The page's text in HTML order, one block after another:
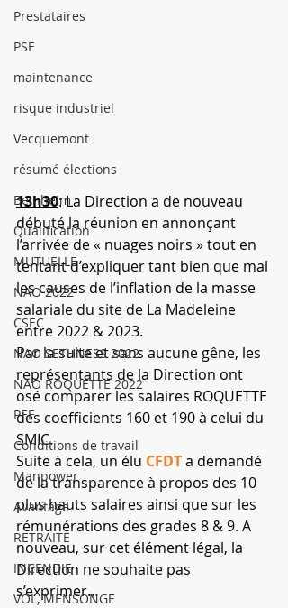
Prestataires
PSE
maintenance
risque industriel
Vecquemont
résumé élections
Beinheim
Qualification
MUTUELLE
NAO 2022
CSEC
NAO SETHNESS 2022
NAO ROQUETTE 2022
PEE
Conditions de travail
Manpower
Avantage
RETRAITE
INCENDIE
VOL, MENSONGE
13h30: La Direction a de nouveau
débuté la réunion en annonçant
l’arrivée de « nuages noirs » tout en
tentant d’expliquer tant bien que mal
les causes de l’inflation de la masse
salariale du site de La Madeleine
entre 2022 & 2023.
Par la suite et sans aucune gêne, les
représentants de la Direction ont
osé comparer les salaires ROQUETTE
des coefficients 160 et 190 à celui du
SMIC.
Suite à cela, un élu CFDT a demandé
de la transparence à propos des 10
plus hauts salaires ainsi que sur les
rémunérations des grades 8 & 9. A
nouveau, sur cet élément légal, la
Direction ne souhaite pas
s’exprimer…